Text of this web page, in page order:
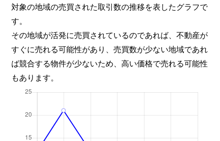
対象の地域の売買された取引数の推移を表したグラフで
す。
その地域が活発に売買されているのであれば、不動産が
すぐに売れる可能性があり、売買数が少ない地域であれ
ば競合する物件が少ないため、高い価格で売れる可能性
もあります。